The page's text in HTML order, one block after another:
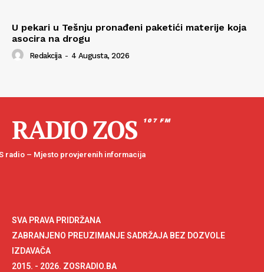
U pekari u Tešnju pronađeni paketići materije koja
asocira na drogu
Redakcija - 4 Augusta, 2026
RADIO ZOS 107 FM
radio – Mjesto provjerenih informacija
SVA PRAVA PRIDRŽANA
ZABRANJENO PREUZIMANJE SADRŽAJA BEZ DOZVOLE
IZDAVAČA
2015. - 2026. ZOSRADIO.BA